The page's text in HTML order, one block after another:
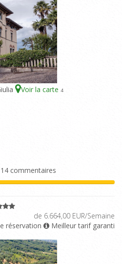
Voir la carte 4
commentaires
de 6.664,00 EUR/Semaine
réservation
Meilleur tarif garanti